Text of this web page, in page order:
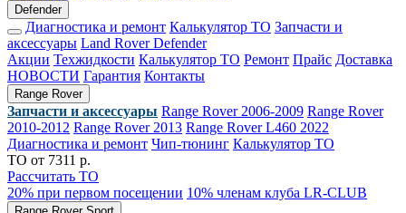
Defender
Диагностика и ремонт Калькулятор ТО Запчасти и
аксессуары Land Rover Defender
Акции Техжидкости Калькулятор ТО Ремонт Прайс Доставка
НОВОСТИ Гарантия Контакты
Range Rover
Запчасти и аксессуары Range Rover 2006-2009 Range Rover
2010-2012 Range Rover 2013 Range Rover L460 2022
Диагностика и ремонт Чип-тюнинг Калькулятор ТО
ТО от 7311 р.
Рассчитать ТО
20% при первом посещении 10% членам клуба LR-CLUB